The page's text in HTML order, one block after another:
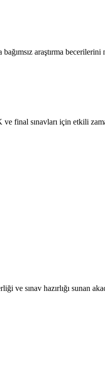
araştırma
final sınavları için etkili
sınav hazırlığı sunan